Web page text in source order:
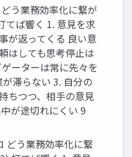
う業務効率化に繋が
てば響く 1. 意見を求
が返ってくる 良い意
はしても思考停止は
ーターは常に先々を
滞らない 3. 自分の
ちつつ、相手の意見
が途切れにくい 9
どう業務効率化に繋